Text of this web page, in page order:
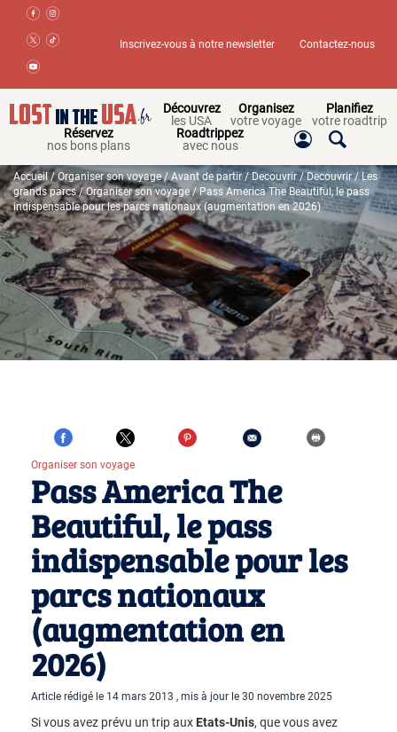
Inscrivez-vous à notre newsletter Contactez-nous
Découvrez
les USA
Organisez
votre voyage
Planifiez
votre roadtrip
Réservez
nos bons plans
Roadtrippez
avec nous
Accueil/Organiser son voyage/ Avant de partir / Decouvrir / Decouvrir/Les
grands parcs/Organiser son voyage/ Pass America The Beautiful, le pass
indispensable pour les parcs nationaux (augmentation en 2026)
Organiser son voyage
Pass America The
Beautiful, le pass
indispensable pour les
parcs nationaux
(augmentation en
2026)
Article rédigé le 14 mars 2013 , mis à jour le 30 novembre 2025
Si vous avez prévu un trip aux Etats-Unis, que vous avez